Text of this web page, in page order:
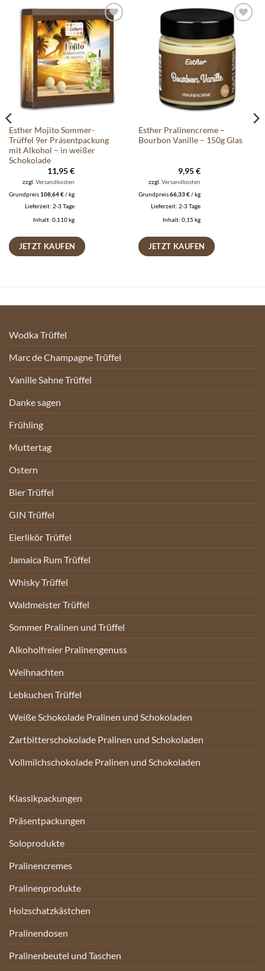
Auf die
Wunschliste
Esther Mojito Sommer-
Trüffel 9er Präsentpackung
mit Alkohol – in weißer
Schokolade
11,95€
zzgl. Versandkosten
Grundpreis 108,64€/kg
Lieferzeit: 2-3 Tage
Inhalt: 0,110kg
JETZT KAUFEN
Wunschliste
Esther Pralinencreme –
Bourbon Vanille – 150g Glas
9,95€
zzgl. Versandkosten
Grundpreis66,33€/kg
Lieferzeit: 2-3 Tage
Inhalt: 0,15 kg
JETZT KAUFEN
Wodka Trüffel
Marc de Champagne Trüffel
Vanille Sahne Trüffel
Danke sagen
Frühling
Muttertag
Ostern
Bier Trüffel
GIN Trüffel
Eierlikör Trüffel
Jamaica Rum Trüffel
Whisky Trüffel
Waldmeister Trüffel
Sommer Pralinen und Trüffel
Alkoholfreier Pralinengenuss
Weihnachten
Lebkuchen Trüffel
Weiße Schokolade Pralinen und Schokoladen
Zartbitterschokolade Pralinen und Schokoladen
Vollmilchschokolade Pralinen und Schokoladen
Klassikpackungen
Präsentpackungen
Soloprodukte
Pralinencremes
Pralinenprodukte
Holzschatzkästchen
Pralinendosen
Pralinenbeutel und Taschen